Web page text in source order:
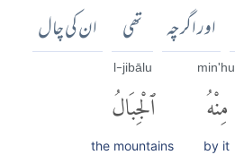
اور اگرچہ تھی ان کی چال
min'hu
مِنْهُ
by it
l-jibālu
ٱلْجِبَالُ
the mountains